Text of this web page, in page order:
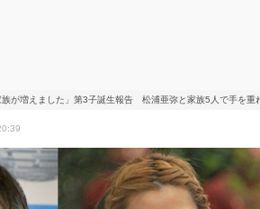
族が増えました」第3子誕生報告 松浦亜弥と家族5人で手を重